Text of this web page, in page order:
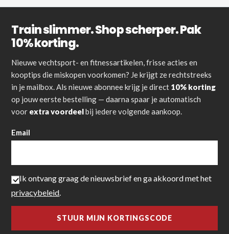
Train slimmer. Shop scherper. Pak
10% korting.
Nieuwe vechtsport- en fitnessartikelen, frisse acties en
kooptips die miskopen voorkomen? Je krijgt ze rechtstreeks
in je mailbox. Als nieuwe abonnee krijg je direct 10% korting
op jouw eerste bestelling — daarna spaar je automatisch
voor extra voordeelbij iedere volgende aankoop.
Email
Ik ontvang graag de nieuwsbrief en ga akkoord met het
privacybeleid